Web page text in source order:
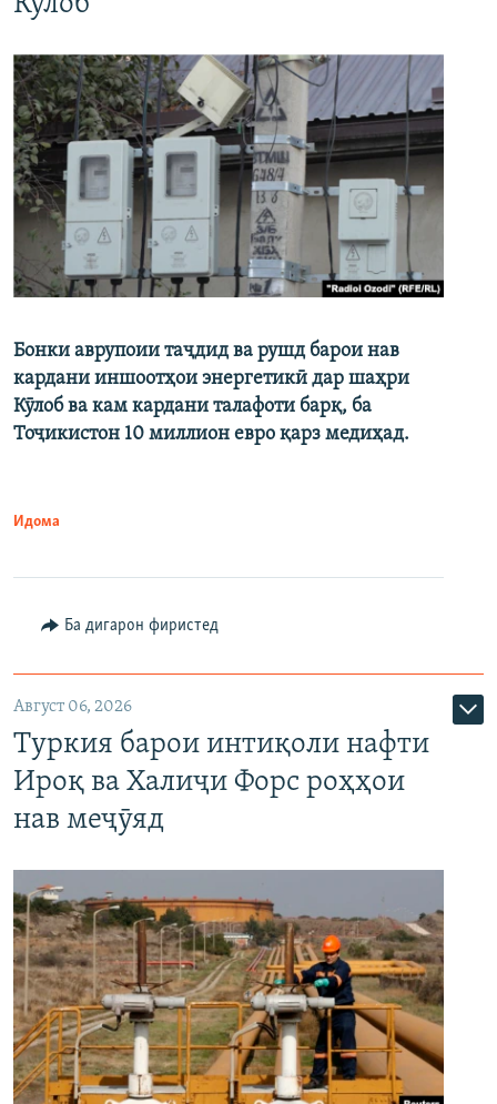
Бонки аврупоии таҷдид ва рушд барои нав
кардани иншоотҳои энергетикӣ дар шаҳри
Кӯлоб ва кам кардани талафоти барқ, ба
Тоҷикистон 10 миллион евро қарз медиҳад.
Идома
Ба дигарон фиристед
Август 06, 2026
Туркия барои интиқоли нафти
Ироқ ва Халиҷи Форс роҳҳои
нав меҷӯяд